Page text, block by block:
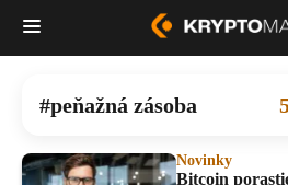
peňažná zásoba
Novinky
Bitcoin